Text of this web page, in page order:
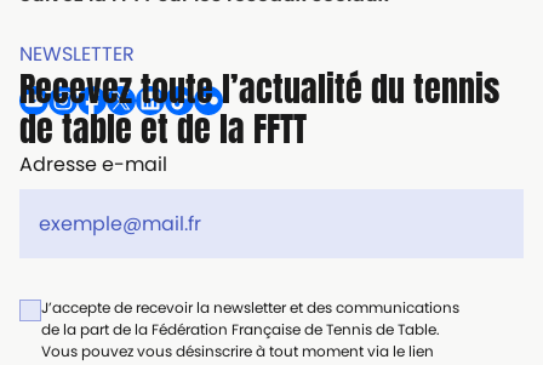
NEWSLETTER
Recevez toute l’actualité du tennis
de table et de la FFTT
Adresse e-mail
J’accepte de recevoir la newsletter et des communications
de la part de la Fédération Française de Tennis de Table.
Vous pouvez vous désinscrire à tout moment via le lien